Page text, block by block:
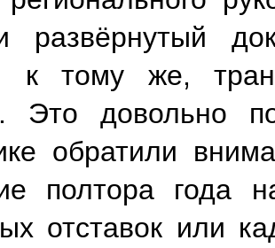
развёрнутый
к тому же,
Это довольно
обратили
полтора года
отставок или